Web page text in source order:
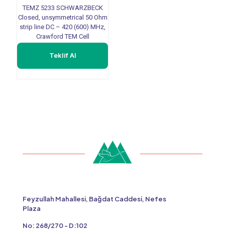
TEMZ 5233 SCHWARZBECK
Closed, unsymmetrical 50 Ohm
strip line DC – 420 (600) MHz,
Crawford TEM Cell
Teklif Al
Feyzullah Mahallesi, Bağdat Caddesi, Nefes
Plaza
No: 268/270 - D:102